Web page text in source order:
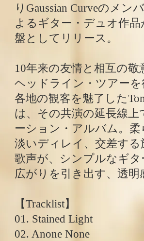
りGaussian Curveのメン
よるギター・デュオ作
盤としてリリース。
10年来の友情と相互の
ヘッドライン・ツアー
各地の観客を魅了した
は、その共演の延長線
ーション・アルバム。
淡いディレイ、交差す
歌声が、シンプルなギ
広がりを引き出す、透
【Tracklist】
01. Stained Light
02. Anone None